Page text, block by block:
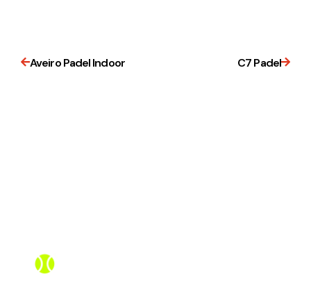
Aveiro Padel Indoor C7 Padel